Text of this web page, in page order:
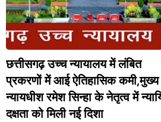
छत्तीसगढ़ उच्च न्यायालय में लंबित
प्रकरणों में आई ऐतिहासिक कमी,मुख्य
न्यायधीश रमेश सिन्हा के नेतृत्व में
दक्षता को मिली नई दिशा